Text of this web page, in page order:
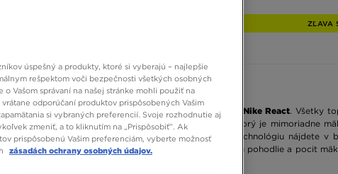
ZĽAVA
na bežné nosenie? Ideálny model nájdete v kolekcii Nike React. Všetky
Ide o najmodernejší systém penového odpruženia, ktorý je mimoriadne
ako predchádzajúce tlmiace materiályNike. Túto technológiu nájdete v
určených na bežné nosenie. Vďaka tomu ponúkajú pohodlie a pocit
úspešný a produkty, ktoré si vyberajú – najlepšie
rešpektom voči bezpečnosti všetkých osobných
Vašom správaní na našej stránke mohli použiť na
odporúčaní produktov prispôsobených Vašim
si vybraných preferencií. Svoje rozhodnutie aj
zmeniť, a to kliknutím na „Prispôsobiť”. Ak
prispôsobenú Vašim preferenciám, vyberte možnosť
zásadách ochrany osobných údajov.